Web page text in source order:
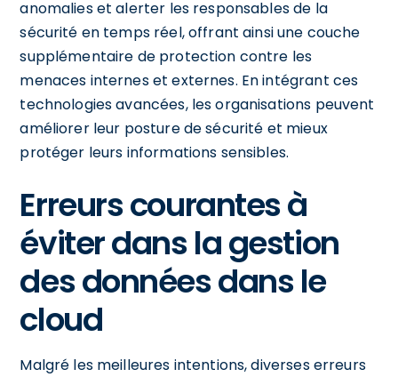
anomalies et alerter les responsables de la
sécurité en temps réel, offrant ainsi une couche
supplémentaire de protection contre les
menaces internes et externes. En intégrant ces
technologies avancées, les organisations peuvent
améliorer leur posture de sécurité et mieux
protéger leurs informations sensibles.
Erreurs courantes à
éviter dans la gestion
des données dans le
cloud
Malgré les meilleures intentions, diverses erreurs